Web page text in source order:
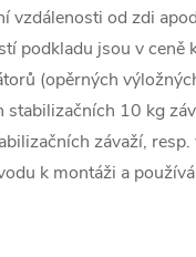
vzdálenosti od zdi
podkladu jsou v ceně
(opěrných
stabilizačních 10 kg
závaží,
k montáži a